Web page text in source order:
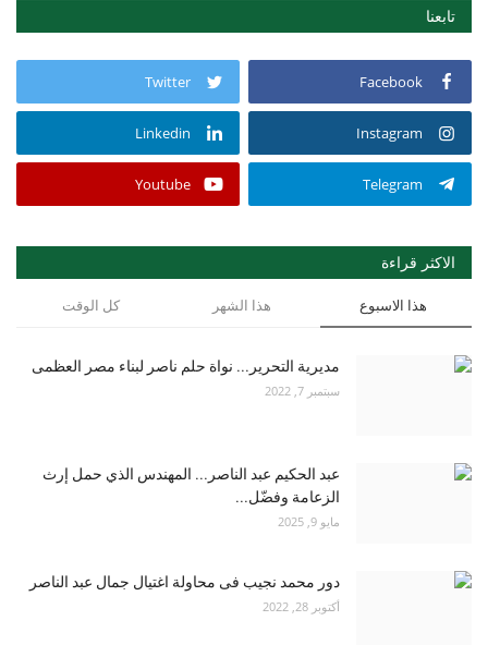
تابعنا
Facebook
Twitter
Instagram
Linkedin
Telegram
Youtube
الاكثر قراءة
هذا الاسبوع هذا الشهر كل الوقت
مديرية التحرير... نواة حلم ناصر لبناء مصر العظمى
سبتمبر 7, 2022
عبد الحكيم عبد الناصر... المهندس الذي حمل إرث
الزعامة وفضّل...
مايو 9, 2025
دور محمد نجيب فى محاولة اغتيال جمال عبد الناصر
أكتوبر 28, 2022